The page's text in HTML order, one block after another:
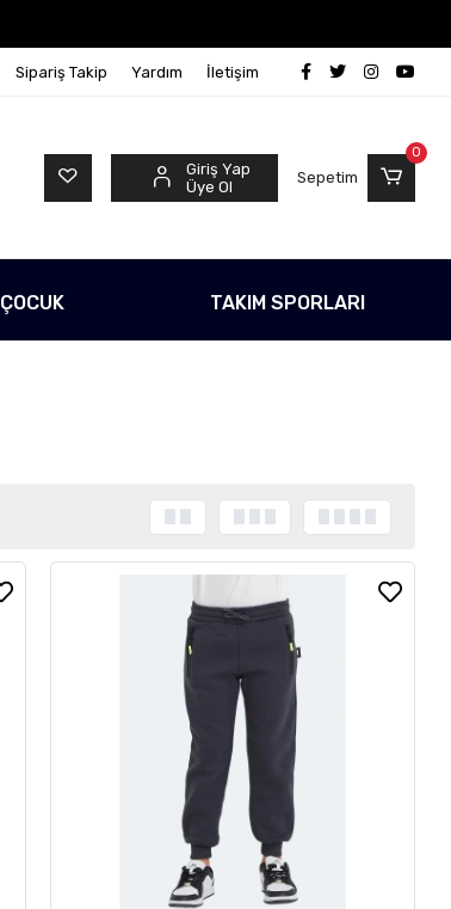
Sipariş Takip Yardım İletişim
Giriş Yap
Üye Ol
Sepetim
0
ÇOCUK TAKIM SPORLARI